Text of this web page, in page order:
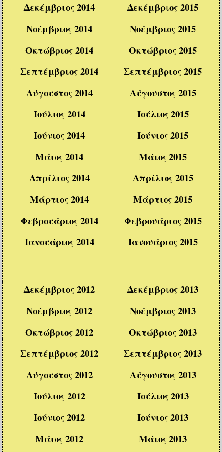
Δεκέμβριος 2014
Νοέμβριος 2014
Οκτώβριος 2014
Σεπτέμβριος 2014
Αύγουστος 2014
Ιούλιος 2014
Ιούνιος 2014
Μάιος 2014
Απρίλιος 2014
Μάρτιος 2014
Φεβρουάριος 2014
Ιανουάριος 2014
Δεκέμβριος 2015
Νοέμβριος 2015
Οκτώβριος 2015
Σεπτέμβριος 2015
Αύγουστος 2015
Ιούλιος 2015
Ιούνιος 2015
Μάιος 2015
Απρίλιος 2015
Μάρτιος 2015
Φεβρουάριος 2015
Ιανουάριος 2015
Δεκέμβριος 2012
Νοέμβριος 2012
Οκτώβριος 2012
Σεπτέμβριος 2012
Αύγουστος 2012
Ιούλιος 2012
Ιούνιος 2012
Μάιος 2012
Δεκέμβριος 2013
Νοέμβριος 2013
Οκτώβριος 2013
Σεπτέμβριος 2013
Αύγουστος 2013
Ιούλιος 2013
Ιούνιος 2013
Μάιος 2013